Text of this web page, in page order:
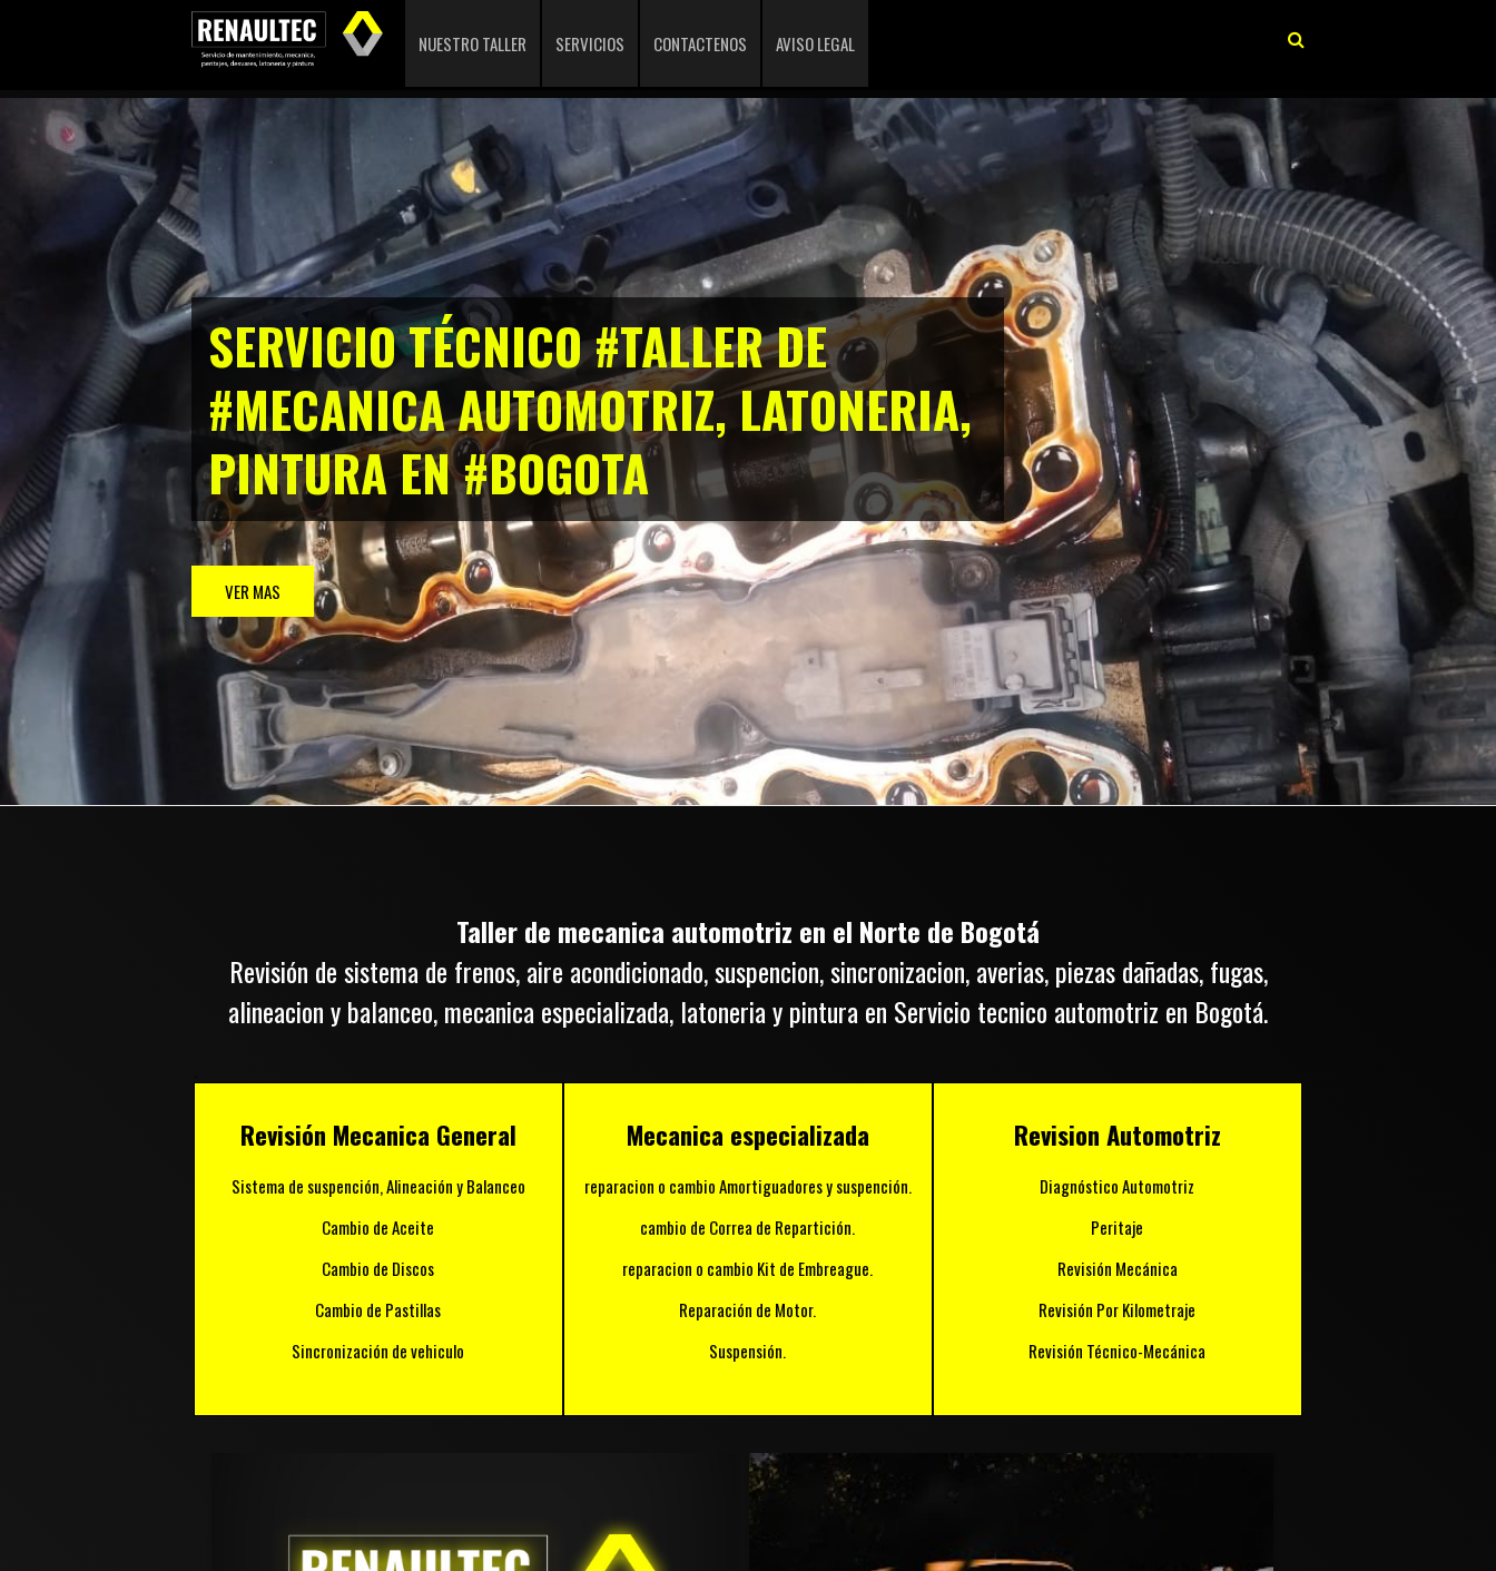
NUESTRO TALLER SERVICIOS CONTACTENOS AVISO LEGAL
SERVICIO TÉCNICO #TALLER DE
#MECANICA AUTOMOTRIZ, LATONERIA,
PINTURA EN #BOGOTA
VER MAS
Taller de mecanica automotriz en el Norte de Bogotá
Revisión de sistema de frenos, aire acondicionado, suspencion, sincronizacion, averias, piezas dañadas, fugas,
alineacion y balanceo, mecanica especializada, latoneria y pintura en Servicio tecnico automotriz en Bogotá.
Revisión Mecanica General
Sistema de suspención, Alineación y Balanceo
Cambio de Aceite
Cambio de Discos
Cambio de Pastillas
Sincronización de vehiculo
Mecanica especializada
reparacion o cambio Amortiguadores y suspención.
cambio de Correa de Repartición.
reparacion o cambio Kit de Embreague.
Reparación de Motor.
Suspensión.
Revision Automotriz
Diagnóstico Automotriz
Peritaje
Revisión Mecánica
Revisión Por Kilometraje
Revisión Técnico-Mecánica